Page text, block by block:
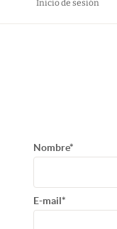
Inicio de sesión
Nombre*
E-mail*